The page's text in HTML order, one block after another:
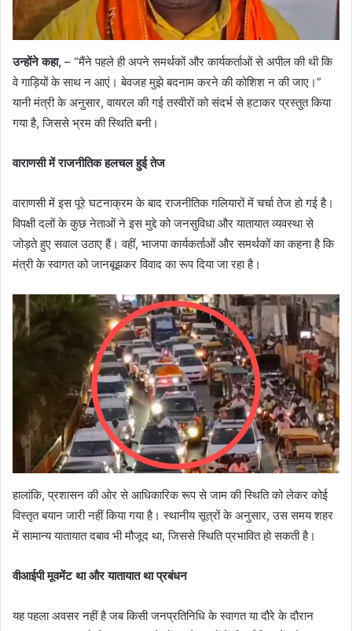
उन्होंने कहा, – “मैंने पहले ही अपने समर्थकों और कार्यकर्ताओं से अपील की थी कि
वे गाड़ियों के साथ न आएं। बेवजह मुझे बदनाम करने की कोशिश न की जाए।”
यानी मंत्री के अनुसार, वायरल की गई तस्वीरों को संदर्भ से हटाकर प्रस्तुत किया
गया है, जिससे भ्रम की स्थिति बनी।
वाराणसी में राजनीतिक हलचल हुई तेज
वाराणसी में इस पूरे घटनाक्रम के बाद राजनीतिक गलियारों में चर्चा तेज हो गई है।
विपक्षी दलों के कुछ नेताओं ने इस मुद्दे को जनसुविधा और यातायात व्यवस्था से
जोड़ते हुए सवाल उठाए हैं। वहीं, भाजपा कार्यकर्ताओं और समर्थकों का कहना है कि
मंत्री के स्वागत को जानबूझकर विवाद का रूप दिया जा रहा है।
हालांकि, प्रशासन की ओर से आधिकारिक रूप से जाम की स्थिति को लेकर कोई
विस्तृत बयान जारी नहीं किया गया है। स्थानीय सूत्रों के अनुसार, उस समय शहर
में सामान्य यातायात दबाव भी मौजूद था, जिससे स्थिति प्रभावित हो सकती है।
वीआईपी मूवमेंट था और यातायात था प्रबंधन
यह पहला अवसर नहीं है जब किसी जनप्रतिनिधि के स्वागत या दौरे के दौरान